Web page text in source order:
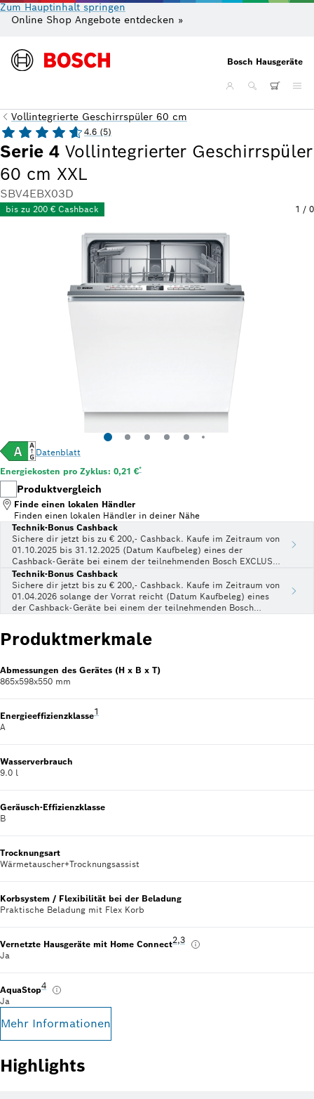
Zum Hauptinhalt springen
Online Shop Angebote entdecken »
Bosch Hausgeräte
Vollintegrierte Geschirrspüler 60 cm
Serie 4 Vollintegrierter Geschirrspüler
60 cm XXL
SBV4EBX03D
4.6 (5)
bis zu 200 € Cashback 1 / 0
Datenblatt
Energiekosten pro Zyklus: 0,21 €Fußnote *: Schätzung basierend auf
*
Produktvergleich
Finde einen lokalen Händler
Finden einen lokalen Händler in deiner Nähe
Technik-Bonus Cashback
Sichere dir jetzt bis zu € 200,- Cashback. Kaufe im Zeitraum von
01.10.2025 bis 31.12.2025 (Datum Kaufbeleg) eines der
Cashback-Geräte bei einem der teilnehmenden Bosch EXCLUSIV
Fachhändler und sichere dir bis zu € 200,- Cashback direkt auf
dein Konto.
Technik-Bonus Cashback
Sichere dir jetzt bis zu € 200,- Cashback. Kaufe im Zeitraum von
01.04.2026 solange der Vorrat reicht (Datum Kaufbeleg) eines
der Cashback-Geräte bei einem der teilnehmenden Bosch
direkt auf dein Konto.
Produktmerkmale
Abmessungen des Gerätes (H x B x T)
865x598x550 mm
EnergieeffizienzklasseFußnote 1: auf einer Energieeffizienzklassen-Skala
1
A
Wasserverbrauch
9.0 l
Geräusch-Effizienzklasse
B
Trocknungsart
Wärmetauscher+Trocknungsassist
Korbsystem / Flexibilität bei der Beladung
Praktische Beladung mit Flex Korb
Vernetzte Hausgeräte mit Home ConnectFußnote 2: Wir stellen von Zeit
2,,Fußnote 3: Einige der
3
Ja
AquaStopFußnote 4: Garantiebedingungen findest du unter https://
4
Ja
Mehr Informationen
Highlights